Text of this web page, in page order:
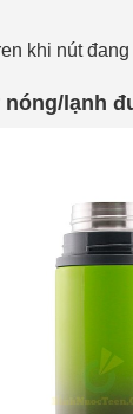
khi nút đang
nóng/lạnh